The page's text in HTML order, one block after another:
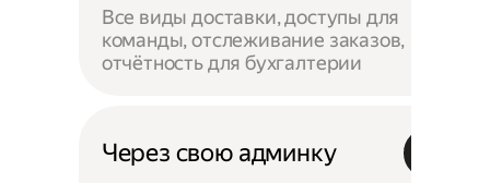
Все виды доставки, доступы для
команды, отслеживание заказов,
отчётность для бухгалтерии
Через свою админку